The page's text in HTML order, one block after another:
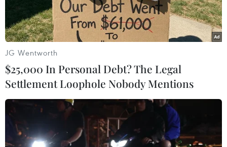
Binh sỹ Hàn Quốc tham gia cuộc tập trận tại Hongcheon, Hàn
JG Wentworth
$25,000 In Personal Debt? The Legal
Settlement Loophole Nobody Mentions